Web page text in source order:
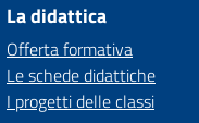
La didattica
Offerta formativa
Le schede didattiche
I progetti delle classi